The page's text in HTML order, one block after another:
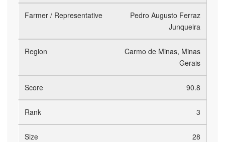
Pedro Augusto Ferraz
Junqueira
Carmo de Minas, Minas
Gerais
90.8
3
28